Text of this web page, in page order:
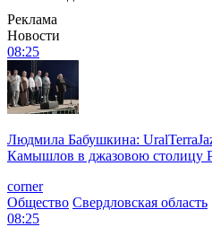
Реклама
Новости
08:25
Людмила Бабушкина:
Камышлов в джазовою столицу
corner
Общество Свердловская область
08:25